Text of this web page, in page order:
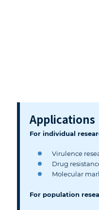
Applications
For individual
Virulence
Drug
Molecular
For population